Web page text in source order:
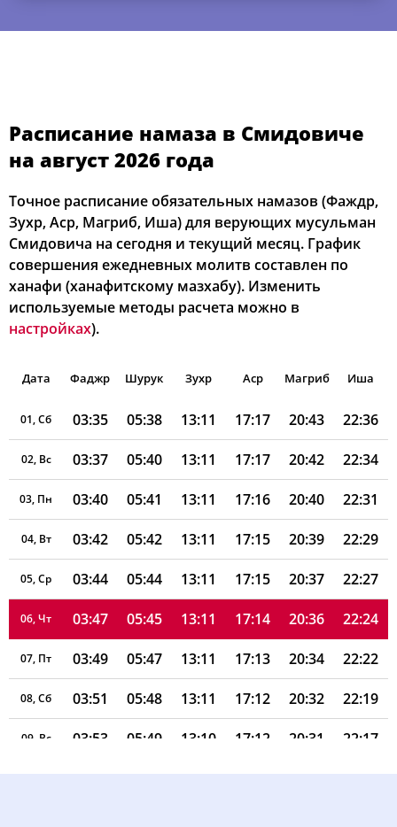
Расписание намаза в Смидовиче
на август 2026 года
Точное расписание обязательных намазов (Фаждр,
Зухр, Аср, Магриб, Иша) для верующих мусульман
Смидовича на сегодня и текущий месяц. График
совершения ежедневных молитв составлен по
ханафи (ханафитскому мазхабу). Изменить
используемые методы расчета можно в
настройках).
Дата Фаджр Шурук Зухр Аср Магриб Иша
01, Сб 03:35 05:38 13:11 17:17 20:43 22:36
02, Вс 03:37 05:40 13:11 17:17 20:42 22:34
03, Пн 03:40 05:41 13:11 17:16 20:40 22:31
04, Вт 03:42 05:42 13:11 17:15 20:39 22:29
05, Ср 03:44 05:44 13:11 17:15 20:37 22:27
06, Чт 03:47 05:45 13:11 17:14 20:36 22:24
07, Пт 03:49 05:47 13:11 17:13 20:34 22:22
08, Сб 03:51 05:48 13:11 17:12 20:32 22:19
09, Вс 03:53 05:49 13:10 17:12 20:31 22:17
10, Пн 03:56 05:51 13:10 17:11 20:29 22:15